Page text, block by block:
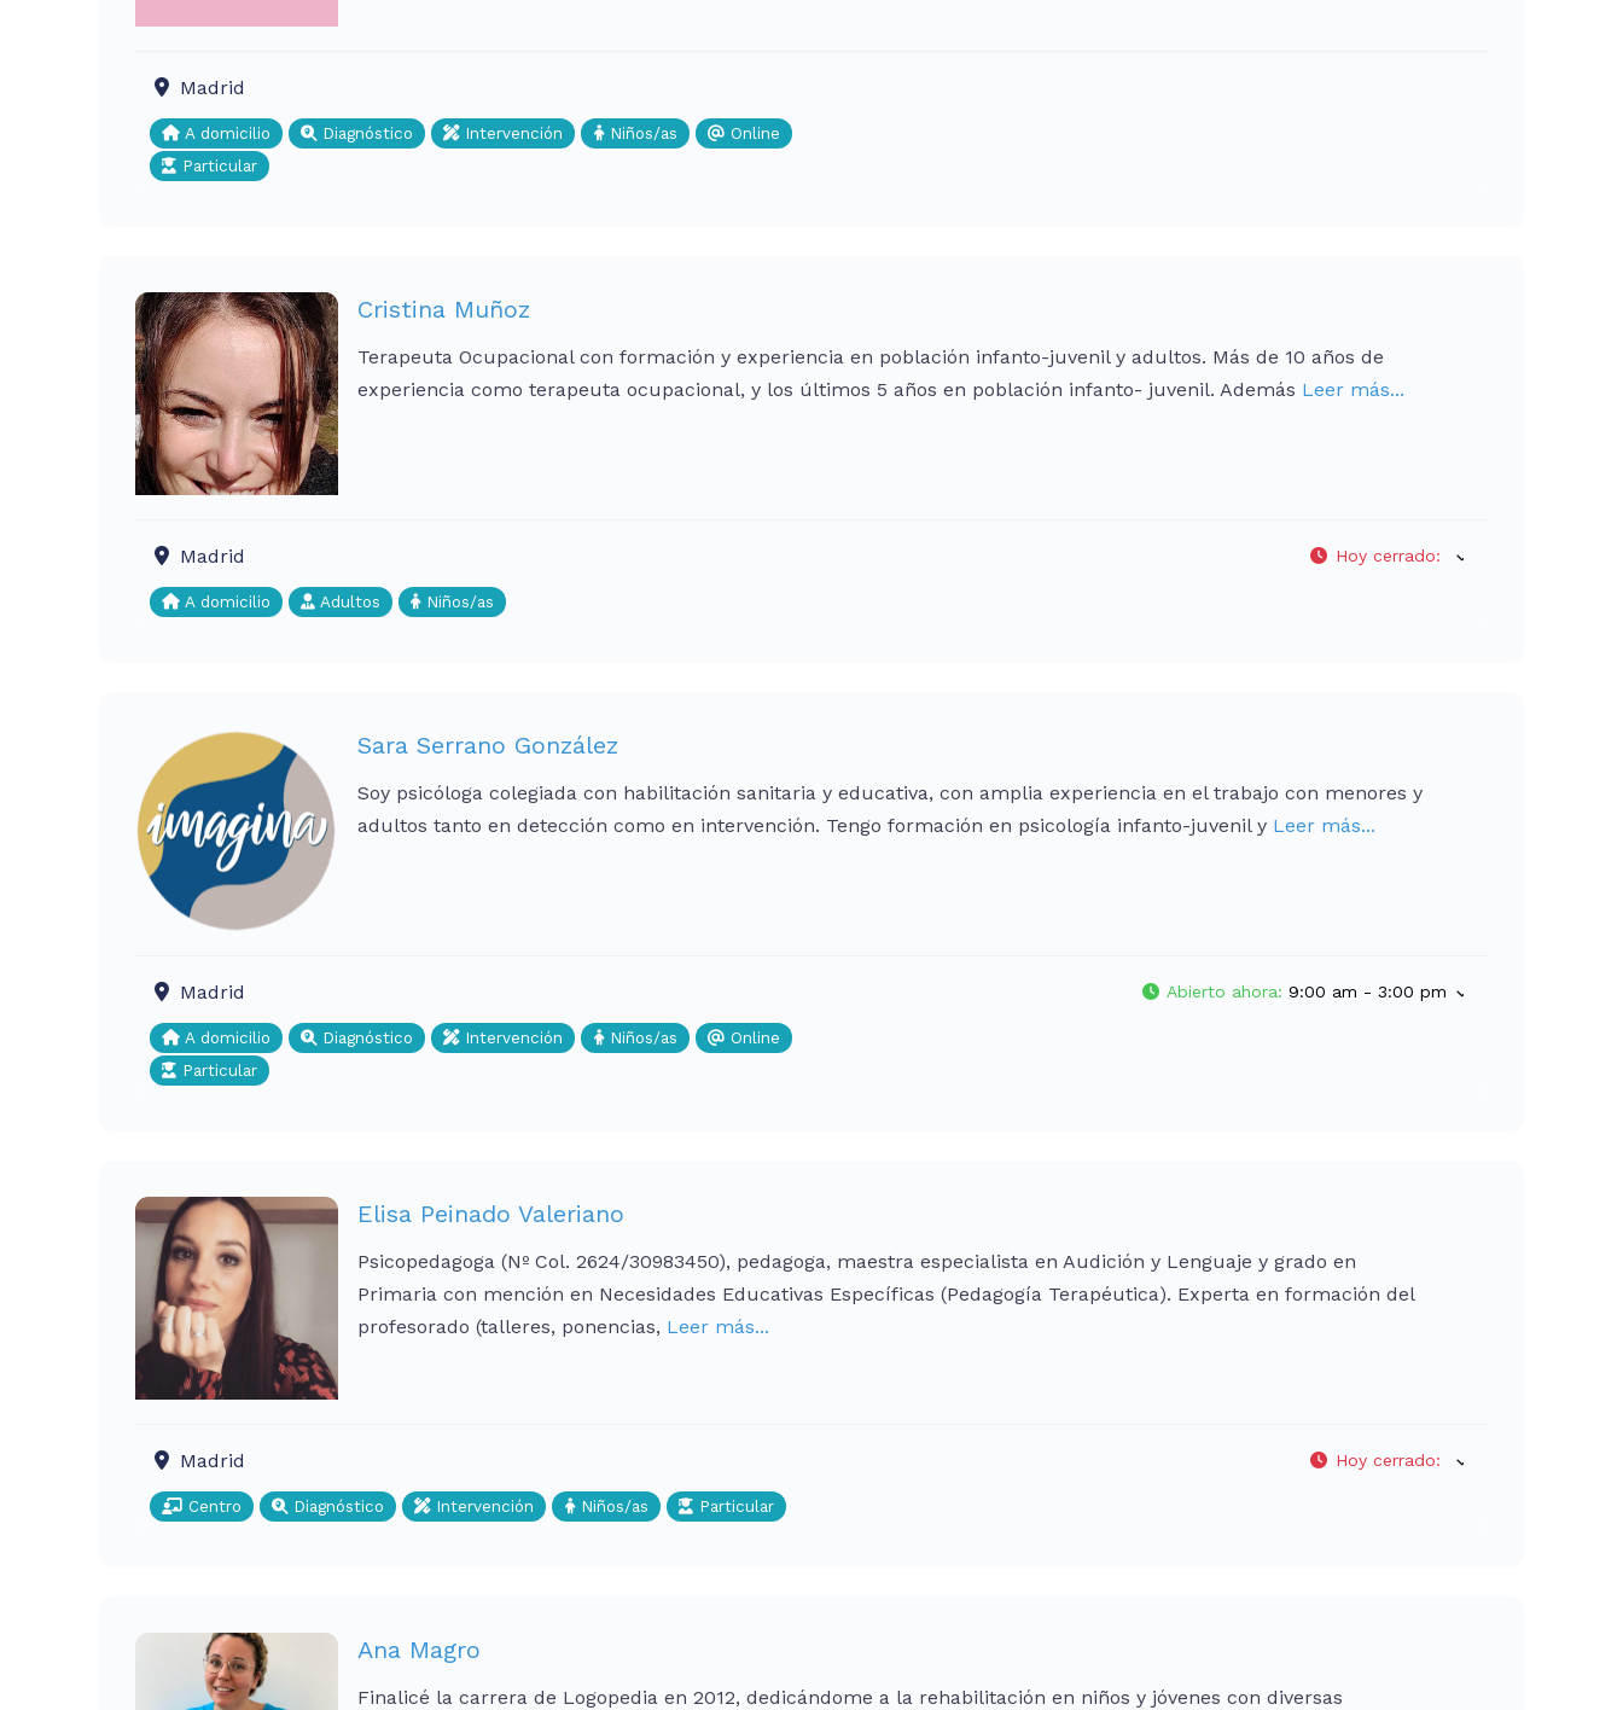
Madrid
A domicilio Diagnóstico Intervención Niños/as
Online
Particular
Cristina Muñoz
Terapeuta Ocupacional con formación y experiencia en población infanto-juvenil y adultos. Más de 10 años de
experiencia como terapeuta ocupacional, y los últimos 5 años en población infanto- juvenil. Además Leer más...
Madrid
A domicilio Adultos Niños/as
Hoy cerrado:
Sara Serrano González
Soy psicóloga colegiada con habilitación sanitaria y educativa, con amplia experiencia en el trabajo con menores y
adultos tanto en detección como en intervención. Tengo formación en psicología infanto-juvenil y Leer más...
Madrid
A domicilio Diagnóstico Intervención Niños/as
Online
Particular
Abierto ahora: 9:00 am - 3:00 pm
Elisa Peinado Valeriano
Psicopedagoga (Nº Col. 2624/30983450), pedagoga, maestra especialista en Audición y Lenguaje y grado en
Primaria con mención en Necesidades Educativas Específicas (Pedagogía Terapéutica). Experta en formación del
profesorado (talleres, ponencias, Leer más...
Madrid
Centro Diagnóstico Intervención Niños/as Particular
Hoy cerrado:
Ana Magro
Finalicé la carrera de Logopedia en 2012, dedicándome a la rehabilitación en niños y jóvenes con diversas